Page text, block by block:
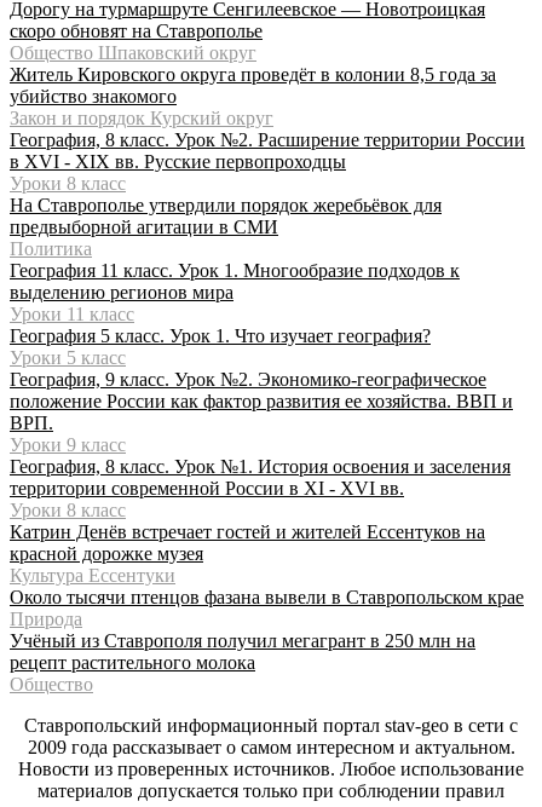
Дорогу на турмаршруте Сенгилеевское — Новотроицкая
скоро обновят на Ставрополье
Общество Шпаковский округ
Житель Кировского округа проведёт в колонии 8,5 года за
убийство знакомого
Закон и порядок Курский округ
География, 8 класс. Урок №2. Расширение территории России
в XVI - XIX вв. Русские первопроходцы
Уроки 8 класс
На Ставрополье утвердили порядок жеребьёвок для
предвыборной агитации в СМИ
Политика
География 11 класс. Урок 1. Многообразие подходов к
выделению регионов мира
Уроки 11 класс
География 5 класс. Урок 1. Что изучает география?
Уроки 5 класс
География, 9 класс. Урок №2. Экономико-географическое
положение России как фактор развития ее хозяйства. ВВП и
ВРП.
Уроки 9 класс
География, 8 класс. Урок №1. История освоения и заселения
территории современной России в XI - XVI вв.
Уроки 8 класс
Катрин Денёв встречает гостей и жителей Ессентуков на
красной дорожке музея
Культура Ессентуки
Около тысячи птенцов фазана вывели в Ставропольском крае
Природа
Учёный из Ставрополя получил мегагрант в 250 млн на
рецепт растительного молока
Общество
Ставропольский информационный портал stav-geo в сети с
2009 года рассказывает о самом интересном и актуальном.
Новости из проверенных источников. Любое использование
материалов допускается только при соблюдении правил